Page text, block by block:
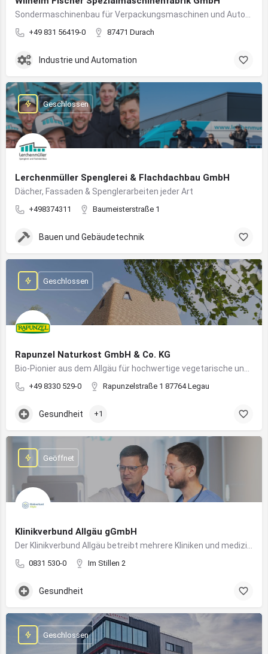
+49 831 56419-0 87471 Durach
Industrie und Automation
Lerchenmüller Spenglerei & Flachdachbau GmbH
Dächer, Fassaden & Spenglerarbeiten jeder Art
+498374311 Baumeisterstraße 1
Geschlossen
Bauen und Gebäudetechnik
Rapunzel Naturkost GmbH & Co. KG
+49 8330 529-0 Rapunzelstraße 1 87764 Legau
Geschlossen
Gesundheit +1
Klinikverbund Allgäu gGmbH
0831 530-0 Im Stillen 2
Geöffnet
Gesundheit
Geschlossen